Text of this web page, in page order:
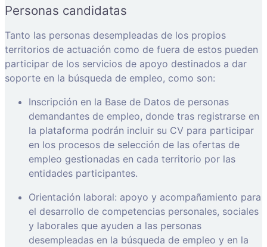
Personas candidatas
Tanto las personas desempleadas de los propios
territorios de actuación como de fuera de estos pueden
participar de los servicios de apoyo destinados a dar
soporte en la búsqueda de empleo, como son:
Inscripción en la Base de Datos de personas
demandantes de empleo, donde tras registrarse en
la plataforma podrán incluir su CV para participar
en los procesos de selección de las ofertas de
empleo gestionadas en cada territorio por las
entidades participantes.
Orientación laboral: apoyo y acompañamiento para
el desarrollo de competencias personales, sociales
y laborales que ayuden a las personas
desempleadas en la búsqueda de empleo y en la